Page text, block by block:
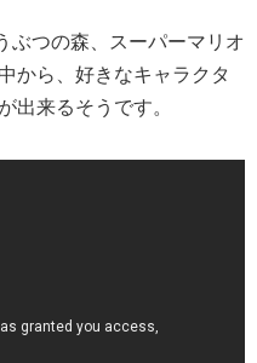
ぶつの森、スーパーマリオ
から、好きなキャラクタ
出来るそうです。